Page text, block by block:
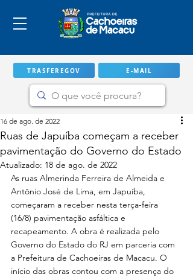
TRASFEREGOV E-MAIL
IMPORTANTE
Ruas de Japuíba começam a receber
pavimentação do Governo do Estado
16 de ago. de 2022
Atualizado: 18 de ago. de 2022
As ruas Almerinda Ferreira de Almeida e
Antônio José de Lima, em Japuíba,
começaram a receber nesta terça-feira
(16/8) pavimentação asfáltica e
recapeamento. A obra é realizada pelo
Governo do Estado do RJ em parceria com
a Prefeitura de Cachoeiras de Macacu. O
início das obras contou com a presença do